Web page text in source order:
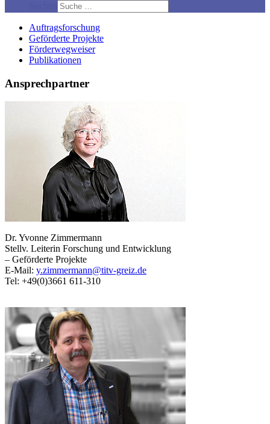
Auftragsforschung
Geförderte Projekte
Förderwegweiser
Publikationen
Ansprechpartner
Dr. Yvonne Zimmermann
Stellv. Leiterin Forschung und Entwicklung
– Geförderte Projekte
E-Mail: y.zimmermann@titv-greiz.de
Tel: +49(0)3661 611-310